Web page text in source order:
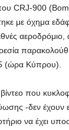
CRJ-900
με όχημα
αεροδρόμιο,
(ώρα Κύπρου).
που
-δεν έχουν
να έχει